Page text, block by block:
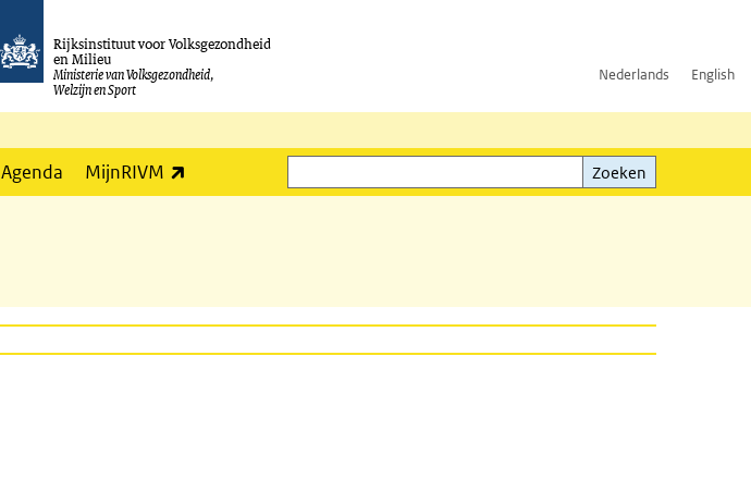
Rijksinstituut voor Volksgezondheid
en Milieu
Ministerie van Volksgezondheid,
Welzijn en Sport
Nederlands English
Agenda MijnRIVM
Zoeken
Zoeken